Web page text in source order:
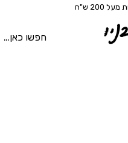
200 ש"ח